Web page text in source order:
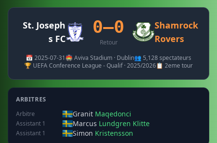
St. Joseph
s FC
0–0
Retour
Shamrock
Rovers
📅 2025-07-31🏟️ Aviva Stadium · Dublin👥 5,128 spectateurs
🏆 UEFA Conference League - Qualif · 2025/2026📋 2eme tour
ARBITRES
Arbitre
Granit Maqedonci
Assistant 1 Marcus Lundgren Klitte
Assistant 1 Simon Kristensson